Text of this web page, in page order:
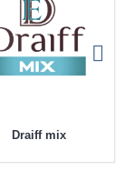
Draiff mix